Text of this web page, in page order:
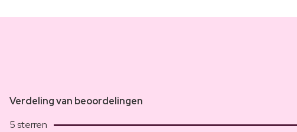
Verdeling van beoordelingen
5 sterren